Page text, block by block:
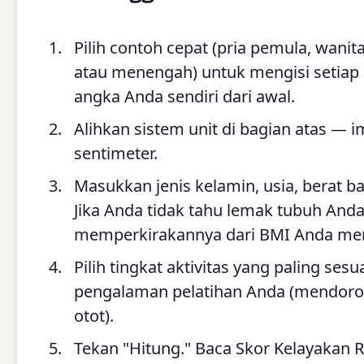
Pilih contoh cepat (pria pemula,
atau menengah) untuk mengisi
angka Anda sendiri dari awal.
Alihkan sistem unit di bagian atas —
sentimeter.
Masukkan jenis kelamin, usia, berat
Jika Anda tidak tahu lemak tubuh
memperkirakannya dari BMI Anda
Pilih tingkat aktivitas yang paling
pengalaman pelatihan Anda
otot).
Tekan "Hitung." Baca Skor